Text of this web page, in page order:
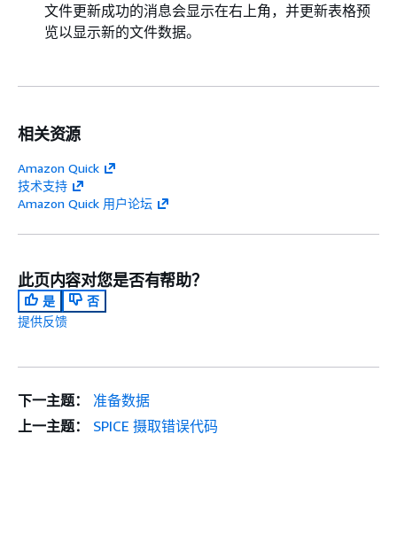
文件更新成功的消息会显示在右上角，并更新表格预
览以显示新的文件数据。
相关资源
Amazon Quick
技术支持
Amazon Quick 用户论坛
此页内容对您是否有帮助？
是
否
提供反馈
下一主题：
准备数据
上一主题：
SPICE 摄取错误代码